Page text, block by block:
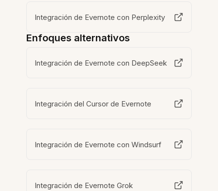
Integración de Evernote con Perplexity
Enfoques alternativos
Integración de Evernote con DeepSeek
Integración del Cursor de Evernote
Integración de Evernote con Windsurf
Integración de Evernote Grok